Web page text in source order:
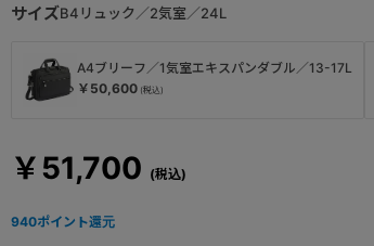
￥51,700
サイズB4リュック／2気室／24L
A4ブリーフ／1気室エキスパンダブル／13-17L
￥50,600
940ポイント還元